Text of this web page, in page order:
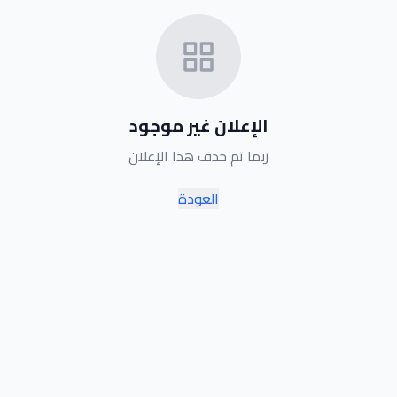
الإعلان غير موجود
ربما تم حذف هذا الإعلان
العودة